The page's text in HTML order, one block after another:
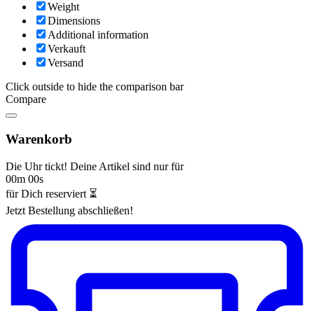
Weight
Dimensions
Additional information
Verkauft
Versand
Click outside to hide the comparison bar
Compare
Warenkorb
Die Uhr tickt! Deine Artikel sind nur für
00m 00s
für Dich reserviert ⏳
Jetzt Bestellung abschließen!